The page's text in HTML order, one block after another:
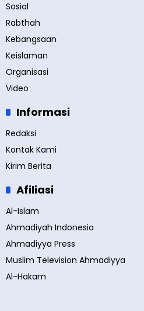
Sosial
Rabthah
Kebangsaan
Keislaman
Organisasi
Video
Informasi
Redaksi
Kontak Kami
Kirim Berita
Afiliasi
Al-Islam
Ahmadiyah Indonesia
Ahmadiyya Press
Muslim Television Ahmadiyya
Al-Hakam